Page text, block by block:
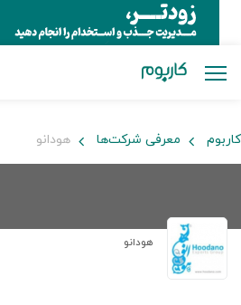
کاربوم معرفی شرکت‌ها هودانو
هودانو